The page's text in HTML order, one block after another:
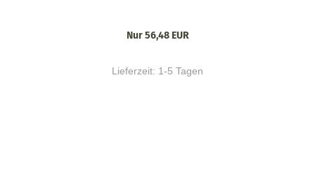
Nur 56,48 EUR
Lieferzeit: 1-5 Tagen